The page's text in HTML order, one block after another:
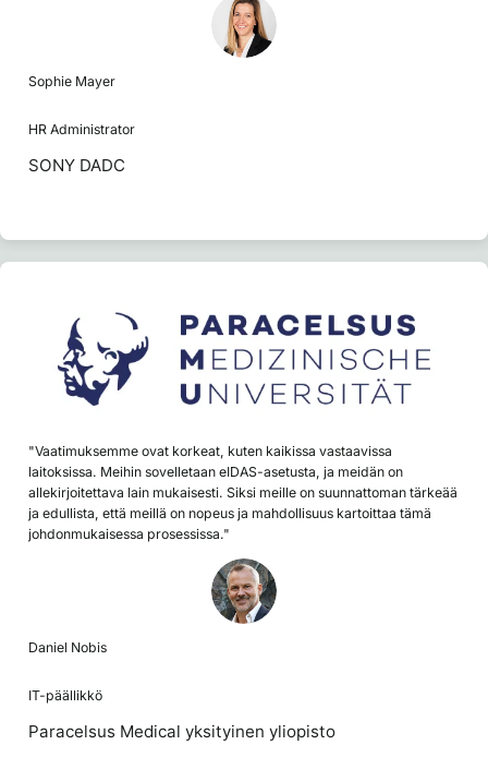
Sophie Mayer
HR Administrator
SONY DADC
"Vaatimuksemme ovat korkeat, kuten kaikissa vastaavissa
laitoksissa. Meihin sovelletaan eIDAS-asetusta, ja meidän on
allekirjoitettava lain mukaisesti. Siksi meille on suunnattoman tärkeää
ja edullista, että meillä on nopeus ja mahdollisuus kartoittaa tämä
johdonmukaisessa prosessissa."
Daniel Nobis
IT-päällikkö
Paracelsus Medical yksityinen yliopisto